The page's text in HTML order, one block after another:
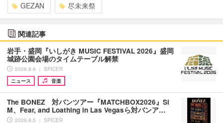
GEZAN 尽未来祭
関連記事
岩手・盛岡『いしがき MUSIC FESTIVAL 2026』盛岡
城跡公園会場のタイムテーブル解禁
2026.8.6 ｜ SPICER
ニュース
音楽
The BONEZ 対バンツアー『MATCHBOX2026』Si
M、Fear, and Loathing in Las Vegasら対バンア…
2026.8.5 ｜ SPICER